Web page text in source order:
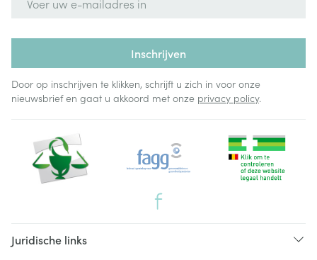
Inschrijven
Door op inschrijven te klikken, schrijft u zich in voor onze
nieuwsbrief en gaat u akkoord met onze privacy policy.
Juridische links